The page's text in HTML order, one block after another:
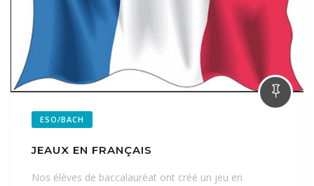
ESO/BACH
JEAUX EN FRANÇAIS
Nos élèves de baccalauréat ont créé un jeu en